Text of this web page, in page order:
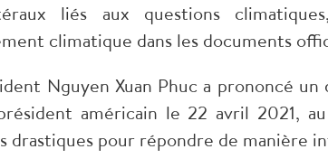
liés aux questions
climatique dans les documents
Nguyen Xuan Phuc a prononcé
américain le 22 avril 2021,
drastiques pour répondre de manière